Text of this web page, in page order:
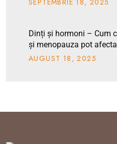
Dinți și hormoni – Cum
și menopauza pot
AUGUST 18 , 2025